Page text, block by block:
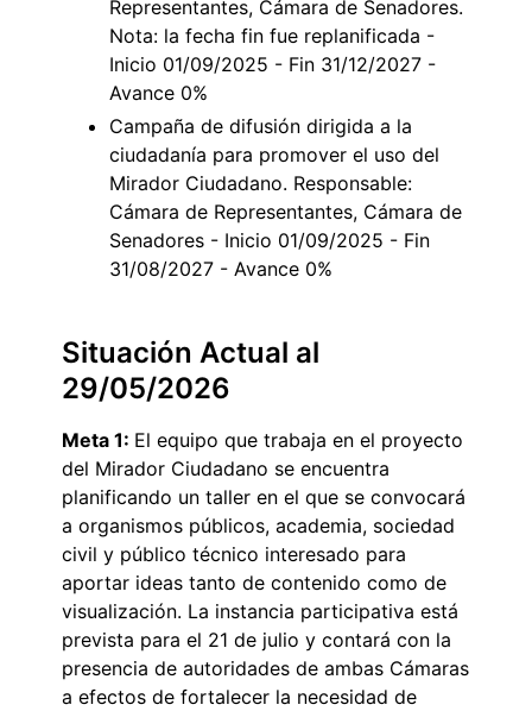
Representantes, Cámara de Senadores.
Nota: la fecha fin fue replanificada -
Inicio 01/09/2025 - Fin 31/12/2027 -
Avance 0%
Campaña de difusión dirigida a la
ciudadanía para promover el uso del
Mirador Ciudadano. Responsable:
Cámara de Representantes, Cámara de
Senadores - Inicio 01/09/2025 - Fin
31/08/2027 - Avance 0%
Situación Actual al
29/05/2026
Meta 1: El equipo que trabaja en el proyecto
del Mirador Ciudadano se encuentra
planificando un taller en el que se convocará
a organismos públicos, academia, sociedad
civil y público técnico interesado para
aportar ideas tanto de contenido como de
visualización. La instancia participativa está
prevista para el 21 de julio y contará con la
presencia de autoridades de ambas Cámaras
a efectos de fortalecer la necesidad de